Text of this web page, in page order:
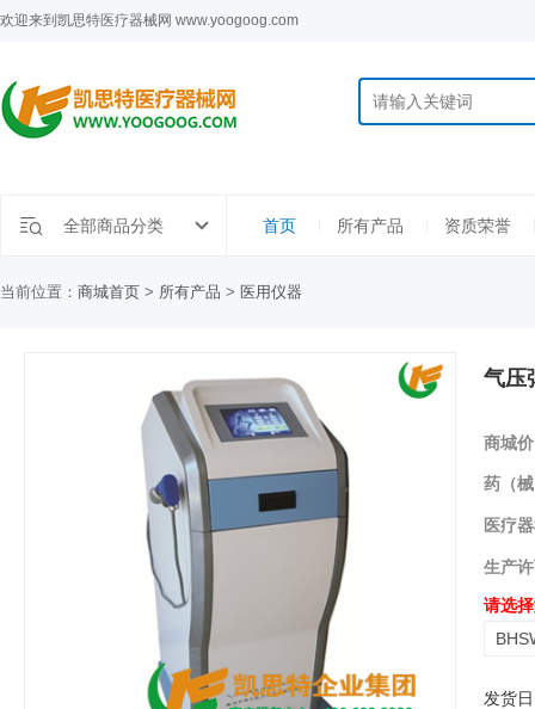
欢迎来到凯思特医疗器械网 www.yoogoog.com
全部商品分类 首页 所有产品 资质荣誉
当前位置： 商城首页 > 所有产品 > 医用仪器
气压
商城
药（
医疗
生产
请选
发货